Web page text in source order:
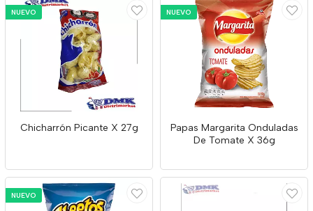
NUEVO
Chicharrón Picante X 27g
NUEVO
Papas Margarita Onduladas
De Tomate X 36g
NUEVO